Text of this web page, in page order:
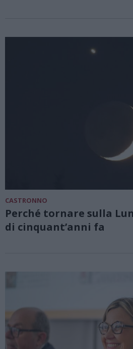
CASTRONNO
Perché tornare sulla
di cinquant’anni fa